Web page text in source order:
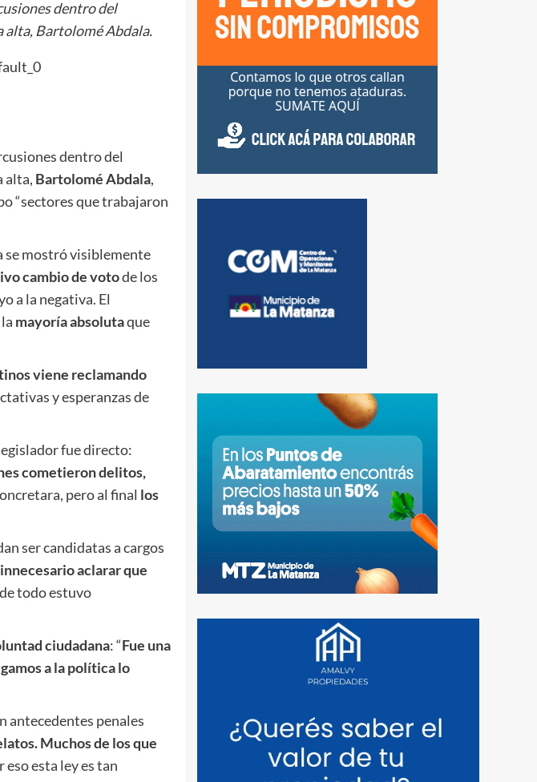
dentro del
alta, Bartolomé Abdala.
dentro del
alta, Bartolomé Abdala,
“sectores que trabajaron
se mostró visiblemente
cambio de votode los
a la negativa. El
mayoría absolutaque
viene reclamando
y esperanzas de
fue directo:
cometieron delitos,
pero al final los
ser candidatas a cargos
aclarar que
todo estuvo
ciudadana: “Fue una
a la política lo
antecedentes penales
Muchos de los que
eso esta ley es tan